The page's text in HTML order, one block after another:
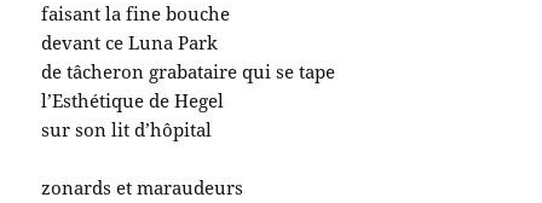
faisant la fine bouche
devant ce Luna Park
de tâcheron grabataire qui se tape
l’Esthétique de Hegel
sur son lit d’hôpital
zonards et maraudeurs